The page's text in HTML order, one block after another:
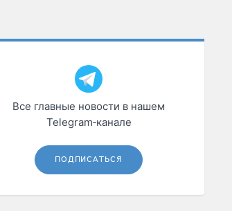
Все главные новости в нашем
Telegram‑канале
ПОДПИСАТЬСЯ